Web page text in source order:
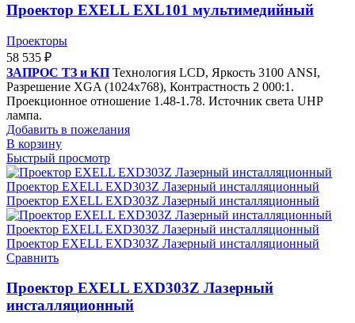
Проектор EXELL EXL101 мультимедийный
Проекторы
58 535 ₽
ЗАПРОС ТЗ и КП Технология LCD, Яркость 3100 ANSI,
Разрешение XGA (1024x768), Контрастность 2 000:1.
Проекционное отношение 1.48-1.78. Источник света UHP
лампа.
Добавить в пожелания
В корзину
Быстрый просмотр
Сравнить
Проектор EXELL EXD303Z Лазерный
инсталляционный